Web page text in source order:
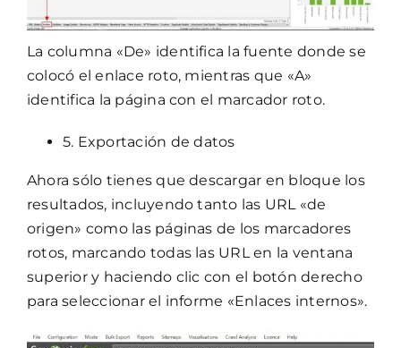
La columna «De» identifica la fuente donde se
colocó el enlace roto, mientras que «A»
identifica la página con el marcador roto.
5. Exportación de datos
Ahora sólo tienes que descargar en bloque los
resultados, incluyendo tanto las URL «de
origen» como las páginas de los marcadores
rotos, marcando todas las URL en la ventana
superior y haciendo clic con el botón derecho
para seleccionar el informe «Enlaces internos».